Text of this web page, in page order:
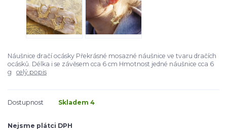
Náušnice dračí ocásky Překrásné mosazné náušnice ve tvaru dračích
ocásků. Délka i se závěsem cca 6 cm Hmotnost jedné náušnice cca 6
g celý popis
Dostupnost Skladem 4
Nejsme plátci DPH